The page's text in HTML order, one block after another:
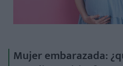
Mujer embarazada: